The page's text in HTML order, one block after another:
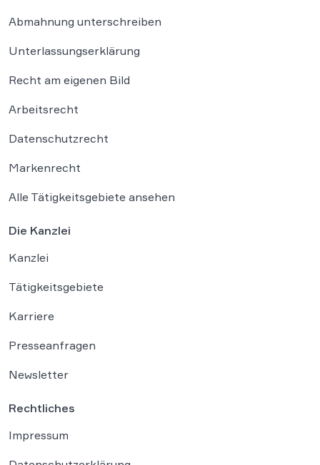
Abmahnung unterschreiben
Unterlassungserklärung
Recht am eigenen Bild
Arbeitsrecht
Datenschutzrecht
Markenrecht
Alle Tätigkeitsgebiete ansehen
Die Kanzlei
Kanzlei
Tätigkeitsgebiete
Karriere
Presseanfragen
Newsletter
Rechtliches
Impressum